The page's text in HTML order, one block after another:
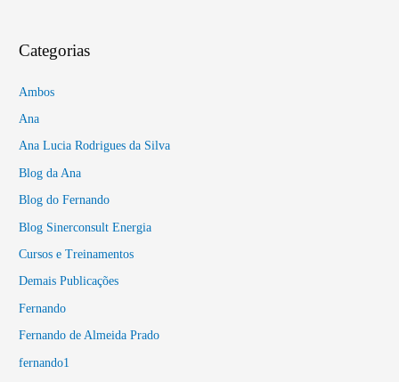
Categorias
Ambos
Ana
Ana Lucia Rodrigues da Silva
Blog da Ana
Blog do Fernando
Blog Sinerconsult Energia
Cursos e Treinamentos
Demais Publicações
Fernando
Fernando de Almeida Prado
fernando1